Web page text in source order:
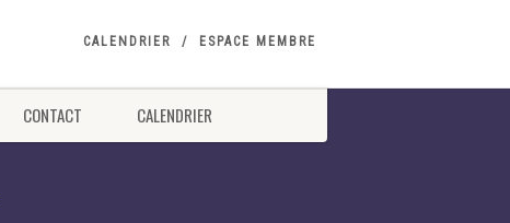
CALENDRIER ESPACE MEMBRE
CONTACT CALENDRIER